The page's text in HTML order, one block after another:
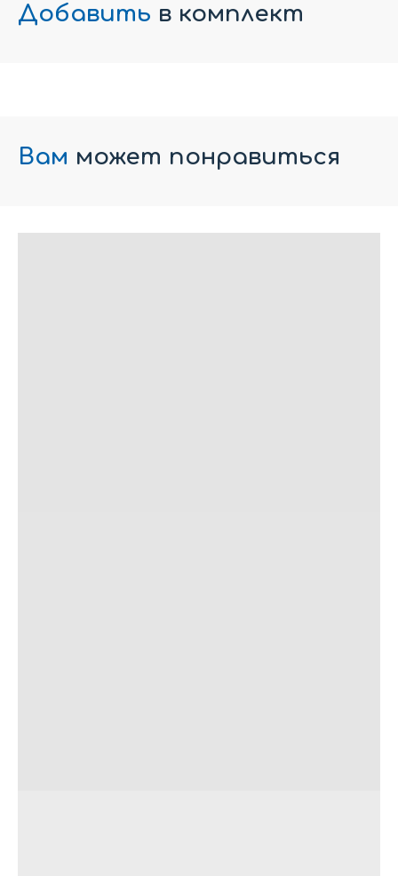
Добавить в комплект
Вам может понравиться